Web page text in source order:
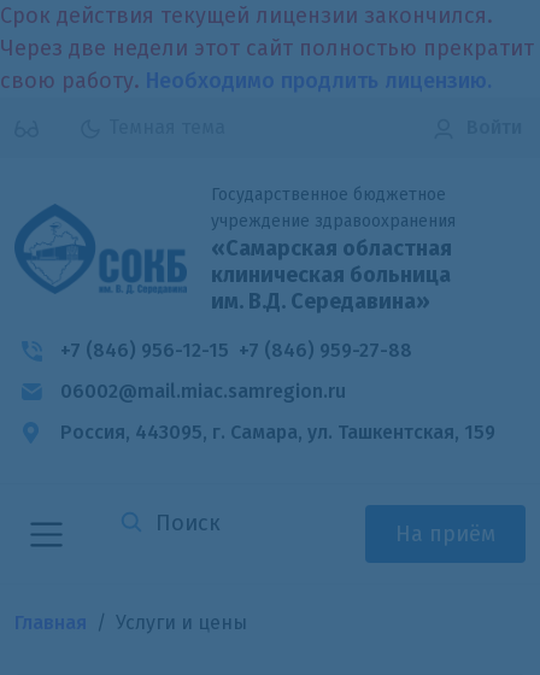
Срок действия текущей лицензии закончился.
Через две недели этот сайт полностью прекратит
свою работу.
Государственное бюджетное
учреждение здравоохранения
«Самарская областная
клиническая больница
им. В.Д. Середавина»
+7 (846) 956-12-15 +7 (846) 959-27-88
06002@mail.miac.samregion.ru
Россия, 443095, г. Самара, ул. Ташкентская, 159
На приём
Услуги и цены